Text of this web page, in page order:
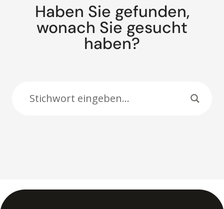
Haben Sie gefunden,
wonach Sie gesucht
haben?